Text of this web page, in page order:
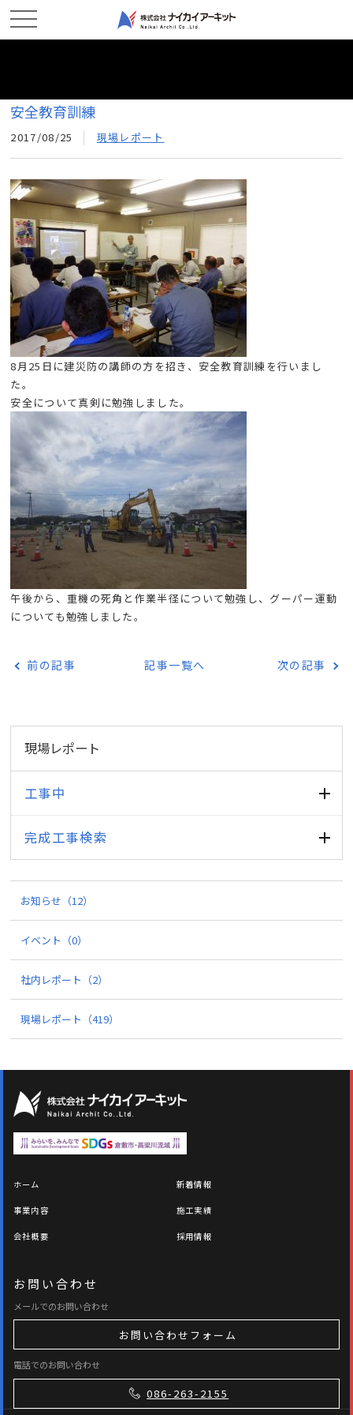
安全教育訓練
2017/08/25 現場レポート
8月25日に建災防の講師の方を招き、安全教育訓練を行いまし
た。
安全について真剣に勉強しました。
午後から、重機の死角と作業半径について勉強し、グーパー運動
についても勉強しました。
前の記事 記事一覧へ 次の記事
現場レポート
工事中
完成工事検索
お知らせ （12）
イベント （0）
社内レポート （2）
現場レポート （419）
ホーム 新着情報
事業内容 施工実績
会社概要 採用情報
お問い合わせ
メールでのお問い合わせ
お問い合わせフォーム
電話でのお問い合わせ
086-263-2155